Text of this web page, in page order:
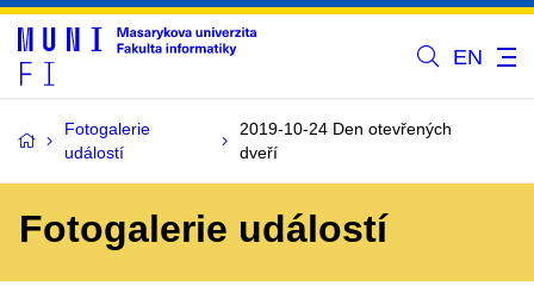
EN
Fotogalerie
událostí
2019-10-24 Den otevřených
dveří
Fotogalerie událostí